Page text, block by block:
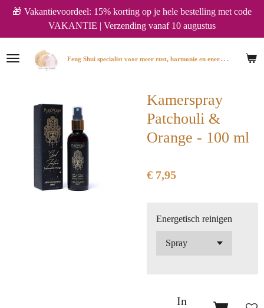
Ga
naar
de
hoofdinhoud
F
eng Shui specialist voor meer rust, harmonie en energie in huis.
🎁 Vakantievoordeel: 15% korting op je hele bestelling met code
VAKANTIE | Verzending vanaf 10 augustus
Kamerspray
Patchouli &
Orange - 100 ml
€ 7,95
Energetisch reinigen
In